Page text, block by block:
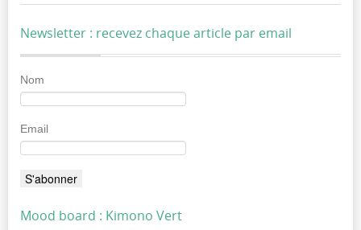
Newsletter : recevez chaque article par email
Nom
Email
Mood board : Kimono Vert